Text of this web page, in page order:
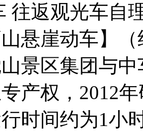
往返观光车自
悬崖动车】
景区集团与
产权，2012
时间约为1小